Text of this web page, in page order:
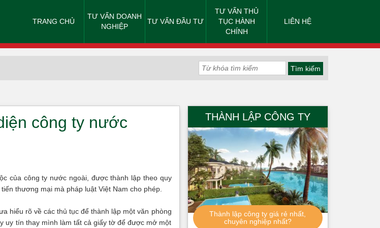
TRANG CHỦ
TƯ VẤN DOANH
NGHIỆP
TƯ VẤN ĐẦU TƯ
TƯ VẤN THỦ
TỤC HÀNH
CHÍNH
LIÊN HỆ
công ty nước
của công ty nước ngoài, được thành lập theo quy
thương mại mà pháp luật Việt Nam cho phép.
hiểu rõ về các thủ tục để thành lập một văn phòng
uy tín thay mình làm tất cả giấy tờ để được mở một
THÀNH LẬP CÔNG TY
Thành lập công ty giá rẻ nhất,
chuyên nghiệp nhất?